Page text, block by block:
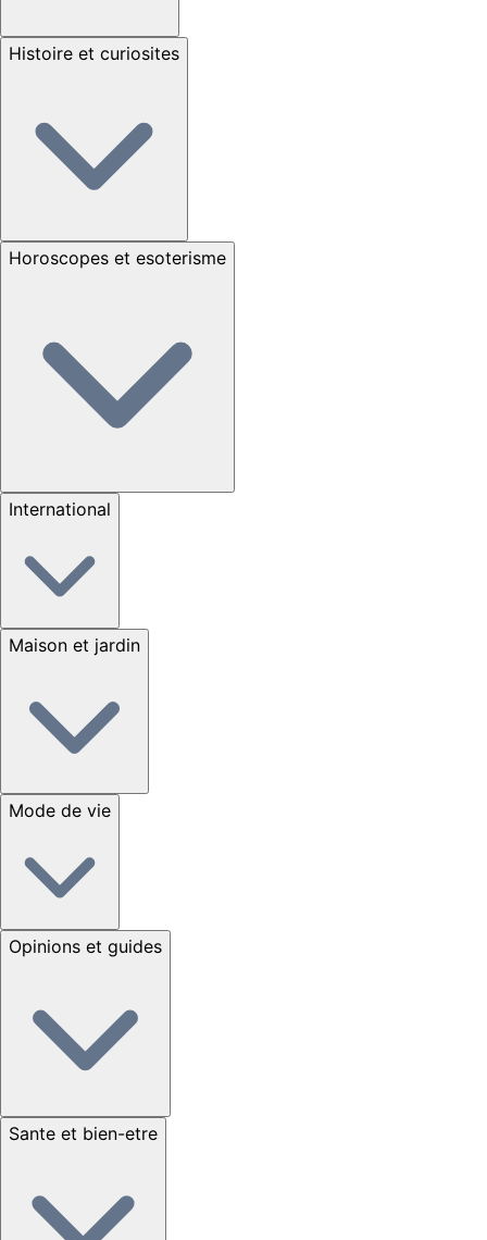
Histoire et curiosites
Horoscopes et esoterisme
International
Maison et jardin
Mode de vie
Opinions et guides
Sante et bien-etre